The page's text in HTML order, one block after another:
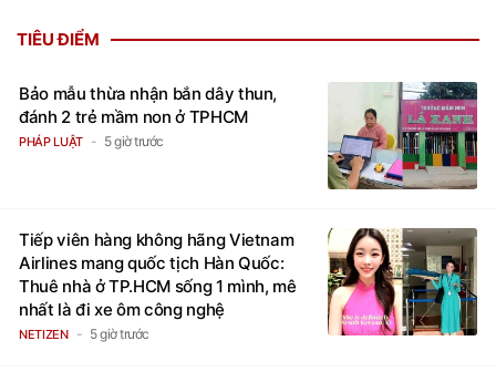
TIÊU ĐIỂM
Bảo mẫu thừa nhận bắn dây thun,
đánh 2 trẻ mầm non ở TPHCM
PHÁP LUẬT 5 giờ trước
Tiếp viên hàng không hãng Vietnam
Airlines mang quốc tịch Hàn Quốc:
Thuê nhà ở TP.HCM sống 1 mình, mê
nhất là đi xe ôm công nghệ
NETIZEN 5 giờ trước